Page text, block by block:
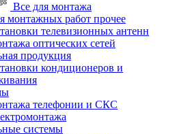
Все для монтажа
монтажных работ прочее
телевизионных антенн
оптических сетей
продукция
кондиционеров и
телефонии и СКС
системы